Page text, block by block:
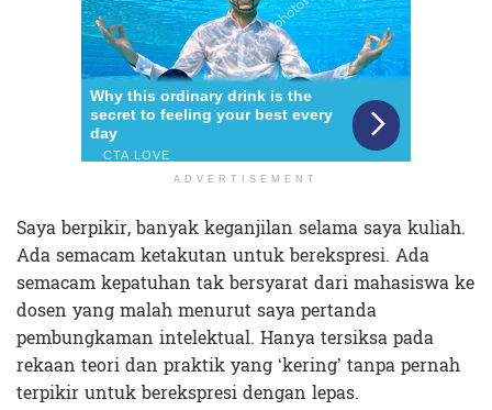
ADVERTISEMENT
Saya berpikir, banyak keganjilan selama saya kuliah.
Ada semacam ketakutan untuk berekspresi. Ada
semacam kepatuhan tak bersyarat dari mahasiswa ke
dosen yang malah menurut saya pertanda
pembungkaman intelektual. Hanya tersiksa pada
rekaan teori dan praktik yang ‘kering’ tanpa pernah
terpikir untuk berekspresi dengan lepas.